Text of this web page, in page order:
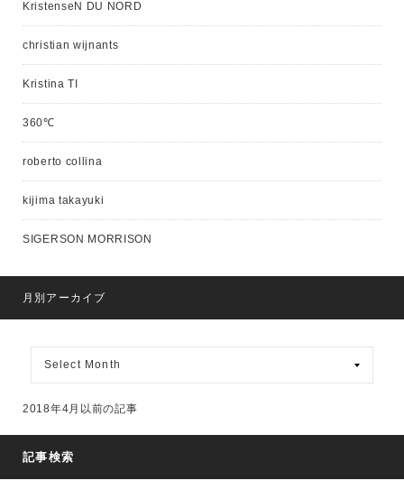
KristenseN DU NORD
christian wijnants
Kristina TI
360℃
roberto collina
kijima takayuki
SIGERSON MORRISON
月別アーカイブ
ア
カ
2018年4月以前の記事
記事検索